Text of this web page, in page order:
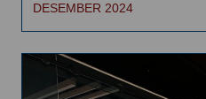
DESEMBER 2024